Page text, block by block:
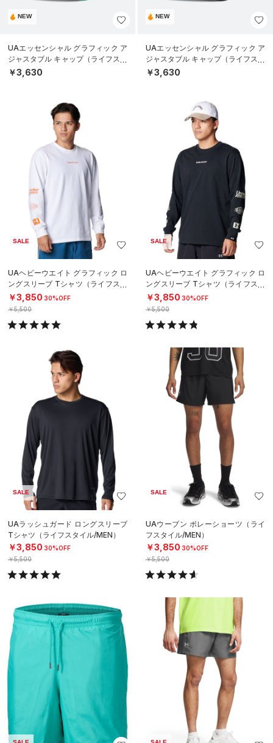
NEW
UAエッセンシャル グラフィック ア
ジャスタブル キャップ（ライフスタ
イル/UNISEX）
￥3,630
NEW
UAエッセンシャル グラフィック ア
ジャスタブル キャップ（ライフスタ
イル/UNISEX）
￥3,630
SALE
UAヘビーウエイト グラフィック ロ
ングスリーブ Tシャツ（ライフスタ
イル/MEN）
￥3,850 30%OFF
￥5,500
SALE
UAヘビーウエイト グラフィック ロ
ングスリーブ Tシャツ（ライフスタ
イル/MEN）
￥3,850 30%OFF
￥5,500
SALE
UAラッシュガード ロングスリーブ
Tシャツ（ライフスタイル/MEN）
￥3,850 30%OFF
￥5,500
SALE
UAウーブン ボレーショーツ（ライ
フスタイル/MEN）
￥3,850 30%OFF
￥5,500